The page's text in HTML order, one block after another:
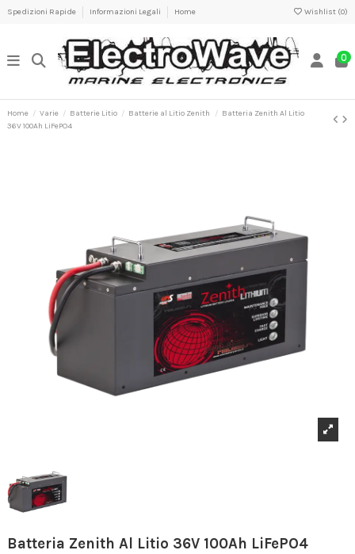
Spedizioni Rapide Informazioni Legali Home Wishlist (0)
0
Home Varie Batterie Litio Batterie al Litio Zenith
Batteria Zenith Al Litio
36V 100Ah LiFePO4
Batteria Zenith Al Litio 36V 100Ah LiFePO4